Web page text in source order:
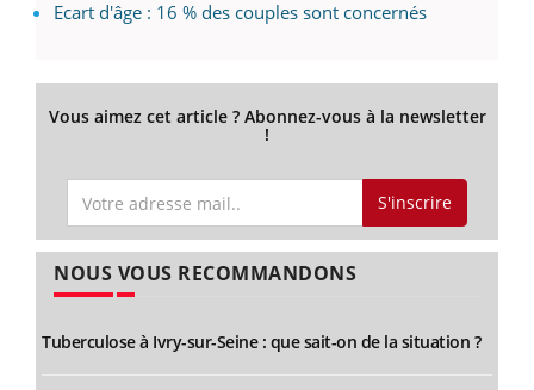
Ecart d'âge : 16 % des couples sont concernés
Vous aimez cet article ? Abonnez-vous à la newsletter
!
S'inscrire
NOUS VOUS RECOMMANDONS
Tuberculose à Ivry-sur-Seine : que sait-on de la situation ?